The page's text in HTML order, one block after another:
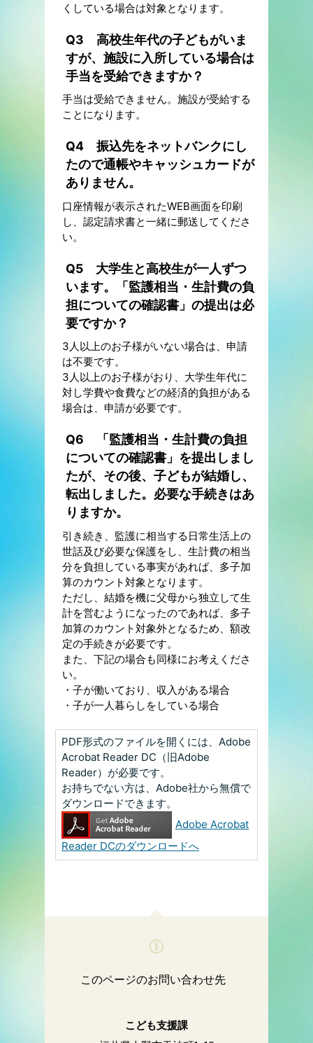
くしている場合は対象となります。
Q3 高校生年代の子どもがいま
すが、施設に入所している場合は
手当を受給できますか？
手当は受給できません。施設が受給する
ことになります。
Q4 振込先をネットバンクにし
たので通帳やキャッシュカードが
ありません。
口座情報が表示されたWEB画面を印刷
し、認定請求書と一緒に郵送してくださ
い。
Q5 大学生と高校生が一人ずつ
います。「監護相当・生計費の負
担についての確認書」の提出は必
要ですか？
3人以上のお子様がいない場合は、申請
は不要です。
3人以上のお子様がおり、大学生年代に
対し学費や食費などの経済的負担がある
場合は、申請が必要です。
Q6 「監護相当・生計費の負担
についての確認書」を提出しまし
たが、その後、子どもが結婚し、
転出しました。必要な手続きはあ
りますか。
引き続き、監護に相当する日常生活上の
世話及び必要な保護をし、生計費の相当
分を負担している事実があれば、多子加
算のカウント対象となります。
ただし、結婚を機に父母から独立して生
計を営むようになったのであれば、多子
加算のカウント対象外となるため、額改
定の手続きが必要です。
また、下記の場合も同様にお考えくださ
い。
・子が働いており、収入がある場合
・子が一人暮らしをしている場合
PDF形式のファイルを開くには、Adobe
Acrobat Reader DC（旧Adobe
Reader）が必要です。
お持ちでない方は、Adobe社から無償で
ダウンロードできます。
Adobe Acrobat
Reader DCのダウンロードへ
このページのお問い合わせ先
こども支援課